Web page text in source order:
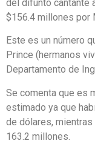
del difunto cantante
$156.4 millones por
Este es un número
Prince (hermanos
Departamento de
Se comenta que es
estimado ya que
de dólares,
163.2 millones.